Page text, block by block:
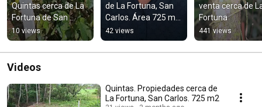
Quintas cerca de La
Fortuna de San
Carlos. El Perezoso
es Gratis!
10 views
de La Fortuna, San
Carlos. Área 725 m2
y precio asombroso
42 views
venta cerca de
Fortuna
441 views
Videos
Quintas. Propiedades cerca de
La Fortuna, San Carlos. 725 m2